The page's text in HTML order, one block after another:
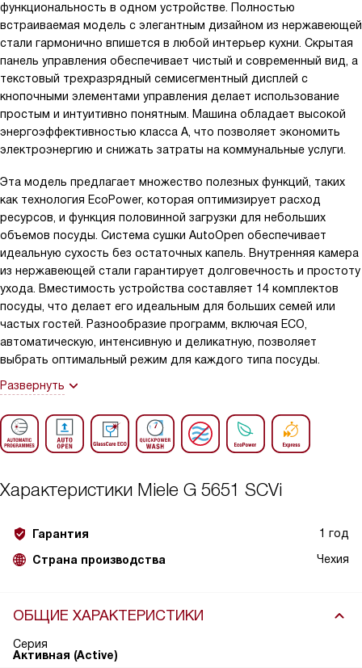
функциональность в одном устройстве. Полностью
встраиваемая модель с элегантным дизайном из нержавеющей
стали гармонично впишется в любой интерьер кухни. Скрытая
панель управления обеспечивает чистый и современный вид, а
текстовый трехразрядный семисегментный дисплей с
кнопочными элементами управления делает использование
простым и интуитивно понятным. Машина обладает высокой
энергоэффективностью класса A, что позволяет экономить
электроэнергию и снижать затраты на коммунальные услуги.
Эта модель предлагает множество полезных функций, таких
как технология EcoPower, которая оптимизирует расход
ресурсов, и функция половинной загрузки для небольших
объемов посуды. Система сушки AutoOpen обеспечивает
идеальную сухость без остаточных капель. Внутренняя камера
из нержавеющей стали гарантирует долговечность и простоту
ухода. Вместимость устройства составляет 14 комплектов
посуды, что делает его идеальным для больших семей или
частых гостей. Разнообразие программ, включая ECO,
автоматическую, интенсивную и деликатную, позволяет
выбрать оптимальный режим для каждого типа посуды.
Развернуть
Характеристики Miele G 5651 SCVi
Гарантия 1 год
Страна производства Чехия
ОБЩИЕ ХАРАКТЕРИСТИКИ
Серия
Активная (Active)